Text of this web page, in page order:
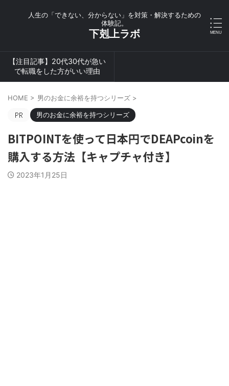
人生の「できない、分からない」を対策・解決するための
体験記。
下剋上ラボ
【注目記事】20代30代が急い
で転職をした方がいい理由
HOME > 男のお金に余裕を持つシリーズ >
男のお金に余裕を持つシリーズ
BITPOINTを使って日本円でDEAPcoinを
購入する方法【キャプチャ付き】
2023年1月25日